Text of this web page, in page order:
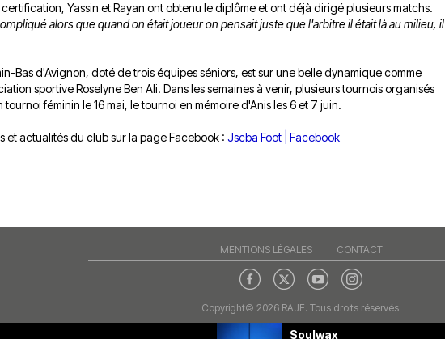
Yassin et Rayan ont obtenu le diplôme et ont déjà dirigé plusieurs matchs.
alors que quand on était joueur on pensait juste que l'arbitre il était là au milieu, il
Bas d'Avignon, doté de trois équipes séniors, est sur une belle dynamique comme
sportive Roselyne Ben Ali. Dans les semaines à venir, plusieurs tournois organisés
féminin le 16 mai, le tournoi en mémoire d'Anis les 6 et 7 juin.
et actualités du club sur la page Facebook : Jscba Foot | Facebook
Soulwax
MENTIONS LÉGALES CONTACT
Copyright© 2026 RAJE. Tous droits réservés.